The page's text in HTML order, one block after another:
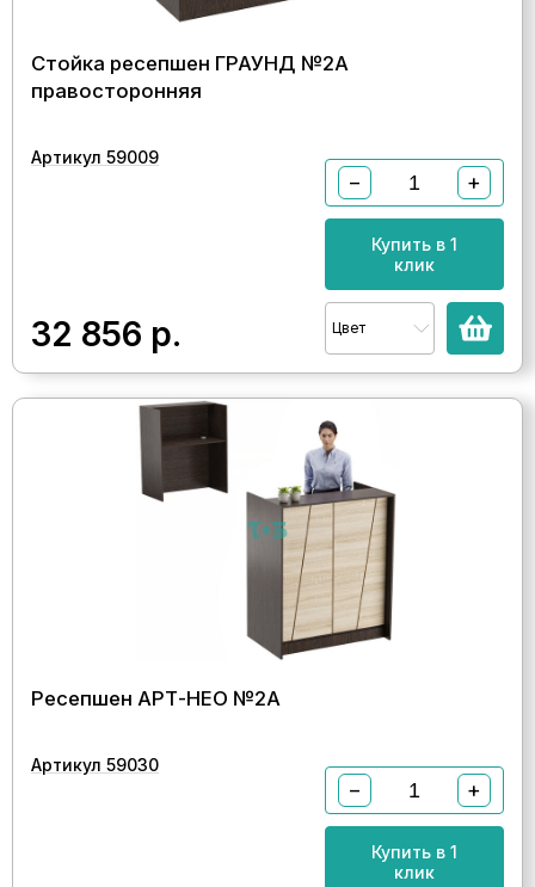
Стойка ресепшен ГРАУНД №2А
правосторонняя
Артикул 59009
32 856 р.
− +
Купить в 1
клик
Цвет
Ресепшен АРТ-НЕО №2А
Артикул 59030
− +
Купить в 1
клик